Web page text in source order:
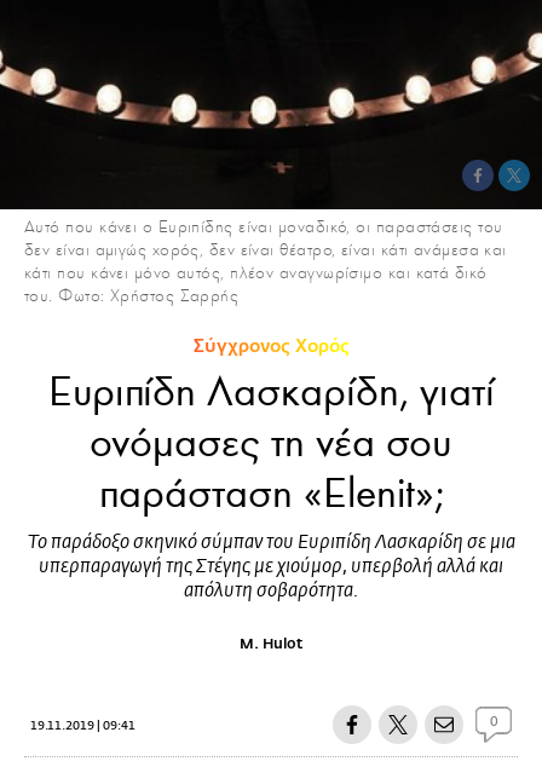
Αυτό που κάνει ο Ευριπίδης είναι μοναδικό, οι παραστάσεις του
δεν είναι αμιγώς χορός, δεν είναι θέατρο, είναι κάτι ανάμεσα και
κάτι που κάνει μόνο αυτός, πλέον αναγνωρίσιμο και κατά δικό
του. Φωτο: Χρήστος Σαρρής
Σύγχρονος Χορός
Ευριπίδη Λασκαρίδη, γιατί
ονόμασες τη νέα σου
παράσταση «Elenit»;
Το παράδοξο σκηνικό σύμπαν του Ευριπίδη Λασκαρίδη σε μια
υπερπαραγωγή της Στέγης με χιούμορ, υπερβολή αλλά και
απόλυτη σοβαρότητα.
M. Hulot
19.11.2019 | 09:41 0